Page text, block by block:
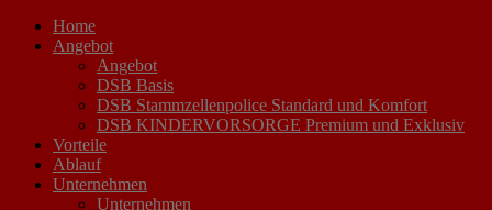
Home
Angebot
Angebot
DSB Basis
DSB Stammzellenpolice Standard und Komfort
DSB KINDERVORSORGE Premium und Exklusiv
Vorteile
Ablauf
Unternehmen
Unternehmen